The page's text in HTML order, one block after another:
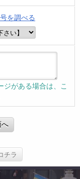
を調べる
がある場合は、こ
へ
チラ